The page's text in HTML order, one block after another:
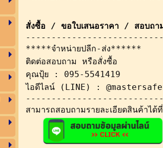
สั่งซื้อ / ขอใบเสนอราคา / สอบถาม
*****จำหน่ายปลีก-ส่ง******
ติดต่อสอบถาม หรือสั่งซื้อ
คุณปุ้ย : 095-5541419
ไอดีไลน์ (LINE) :
สามารถสอบถามรายละเอียดสินค้าไ